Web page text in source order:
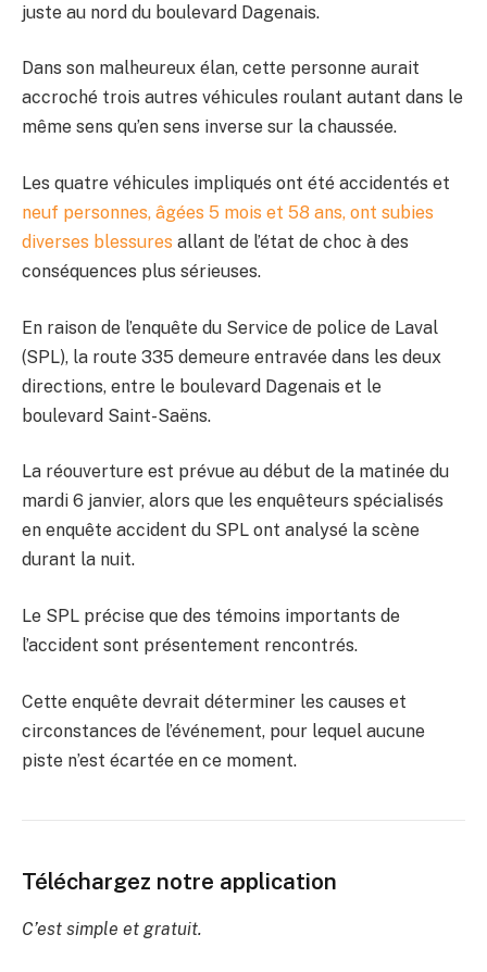
juste au nord du boulevard Dagenais.
Dans son malheureux élan, cette personne aurait
accroché trois autres véhicules roulant autant dans le
même sens qu’en sens inverse sur la chaussée.
Les quatre véhicules impliqués ont été accidentés et
neuf personnes, âgées 5 mois et 58 ans, ont subies
diverses blessures allant de l’état de choc à des
conséquences plus sérieuses.
En raison de l’enquête du Service de police de Laval
(SPL), la route 335 demeure entravée dans les deux
directions, entre le boulevard Dagenais et le
boulevard Saint-Saëns.
La réouverture est prévue au début de la matinée du
mardi 6 janvier, alors que les enquêteurs spécialisés
en enquête accident du SPL ont analysé la scène
durant la nuit.
Le SPL précise que des témoins importants de
l’accident sont présentement rencontrés.
Cette enquête devrait déterminer les causes et
circonstances de l’événement, pour lequel aucune
piste n’est écartée en ce moment.
Téléchargez notre application
C’est simple et gratuit.